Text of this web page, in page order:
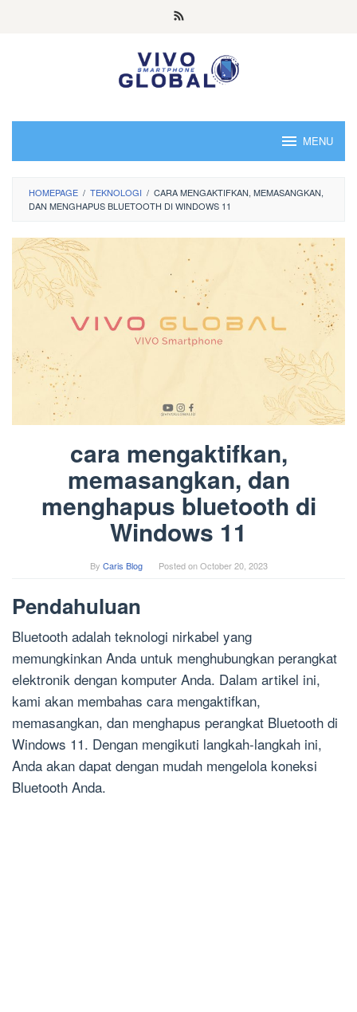
MENU
HOMEPAGE / TEKNOLOGI / CARA MENGAKTIFKAN, MEMASANGKAN,
DAN MENGHAPUS BLUETOOTH DI WINDOWS 11
cara mengaktifkan,
memasangkan, dan
menghapus bluetooth di
Windows 11
By Caris Blog Posted onOctober 20, 2023
Pendahuluan
Bluetooth adalah teknologi nirkabel yang
memungkinkan Anda untuk menghubungkan perangkat
elektronik dengan komputer Anda. Dalam artikel ini,
kami akan membahas cara mengaktifkan,
memasangkan, dan menghapus perangkat Bluetooth di
Windows 11. Dengan mengikuti langkah-langkah ini,
Anda akan dapat dengan mudah mengelola koneksi
Bluetooth Anda.